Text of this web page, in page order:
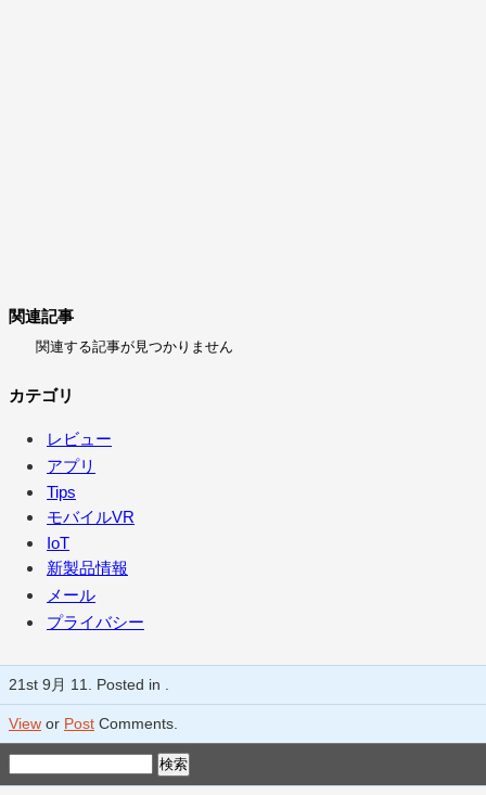
関連記事
関連する記事が見つかりません
カテゴリ
レビュー
アプリ
Tips
モバイルVR
IoT
新製品情報
メール
プライバシー
21st 9月 11. Posted in .
View or Post Comments.